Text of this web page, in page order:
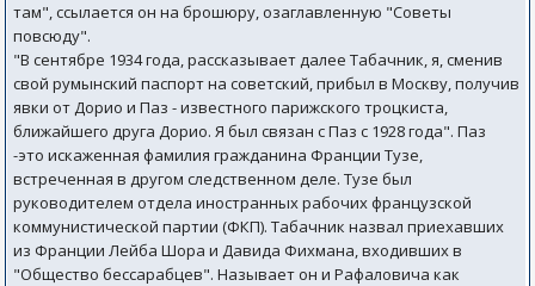
там", ссылается он на брошюру, озаглавленную "Советы
повсюду".
"В сентябре 1934 года, рассказывает далее Табачник, я, сменив
свой румынский паспорт на советский, прибыл в Москву, получив
явки от Дорио и Паз - известного парижского троцкиста,
ближайшего друга Дорио. Я был связан с Паз с 1928 года". Паз
-это искаженная фамилия гражданина Франции Тузе,
встреченная в другом следственном деле. Тузе был
руководителем отдела иностранных рабочих французской
коммунистической партии (ФКП). Табачник назвал приехавших
из Франции Лейба Шора и Давида Фихмана, входивших в
"Общество бессарабцев". Называет он и Рафаловича как